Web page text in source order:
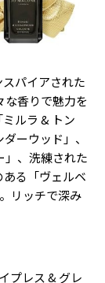
パイアされた
な香りで魅力を
ルラ & トン
ーウッド」、
」、洗練された
ある「ヴェルベ
リッチで深み
プレス & グレ